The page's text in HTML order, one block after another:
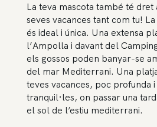
La teva mascota també té dret
seves vacances tant com tu!
és ideal i única. Una extensa
l’Ampolla i davant del
els gossos poden banyar-se
del mar Mediterrani. Una
teves vacances, poc profunda i
tranquil·les, on passar una
el sol de l’estiu mediterrani.